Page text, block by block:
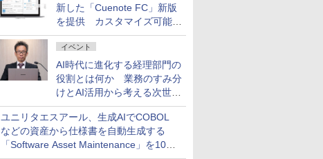
新した「Cuenote FC」新版
を提供 カスタマイズ可能な
ダッシュボード画面を搭載
イベント
AI時代に進化する経理部門の
役割とは何か 業務のすみ分
けとAI活用から考える次世代
ファイナンス戦略
ユニリタエスアール、生成AIでCOBOL
などの資産から仕様書を自動生成する
「Software Asset Maintenance」を10月